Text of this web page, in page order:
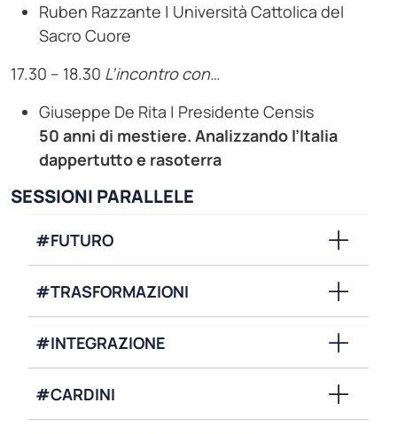
Ruben Razzante | Università Cattolica del
Sacro Cuore
17.30 – 18.30 L’incontro con…
Giuseppe De Rita | Presidente Censis
50 anni di mestiere. Analizzando l’Italia
dappertutto e rasoterra
SESSIONI PARALLELE
#FUTURO
#TRASFORMAZIONI
#INTEGRAZIONE
#CARDINI